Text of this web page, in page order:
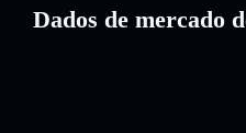
Dados de mercado